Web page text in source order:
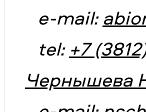
e-mail:
tel: +7
Чернышева